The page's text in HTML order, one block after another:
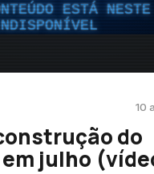
ESTÁ NESTE
10
do
julho